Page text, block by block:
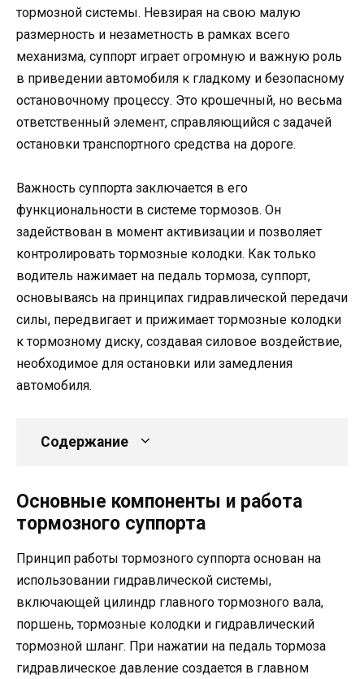
тормозной системы. Невзирая на свою малую
размерность и незаметность в рамках всего
механизма, суппорт играет огромную и важную роль
в приведении автомобиля к гладкому и безопасному
остановочному процессу. Это крошечный, но весьма
ответственный элемент, справляющийся с задачей
остановки транспортного средства на дороге.
Важность суппорта заключается в его
функциональности в системе тормозов. Он
задействован в момент активизации и позволяет
контролировать тормозные колодки. Как только
водитель нажимает на педаль тормоза, суппорт,
основываясь на принципах гидравлической передачи
силы, передвигает и прижимает тормозные колодки
к тормозному диску, создавая силовое воздействие,
необходимое для остановки или замедления
автомобиля.
Содержание
Основные компоненты и работа
тормозного суппорта
Принцип работы тормозного суппорта основан на
использовании гидравлической системы,
включающей цилиндр главного тормозного вала,
поршень, тормозные колодки и гидравлический
тормозной шланг. При нажатии на педаль тормоза
гидравлическое давление создается в главном